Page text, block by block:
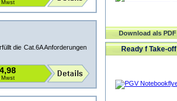
Mwst
die Cat.6A Anforderungen
Mwst
Download als PDF
Ready f Take-off